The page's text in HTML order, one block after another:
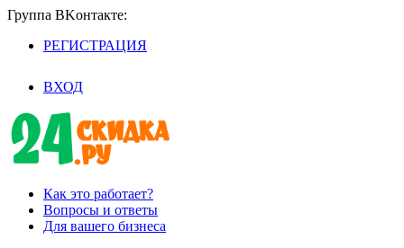
Группа BKoнтaктe:
РЕГИСТРАЦИЯ
ВХОД
Как это работает?
Вопросы и ответы
Для вашего бизнеса